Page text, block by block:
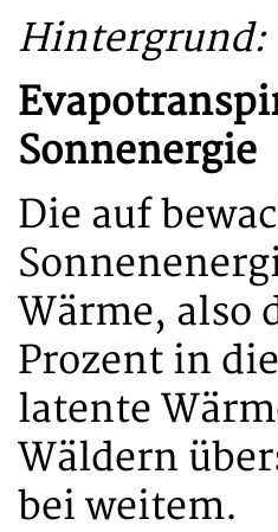
Hintergrund:
Sonnenergie
Die auf
Wärme, also
Prozent in
latente
Wäldern
bei weitem.